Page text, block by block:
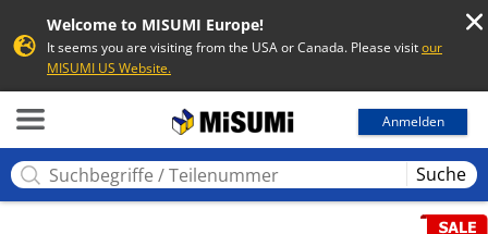
Welcome to MISUMI Europe!
It seems you are visiting from the USA or Canada. Please visitour
MISUMI US Website.
Anmelden
Suche